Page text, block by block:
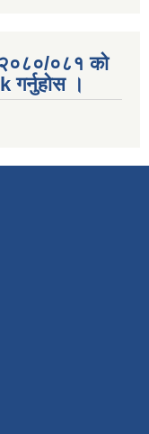
२०८०/०८१ को
गर्नुहोस ।